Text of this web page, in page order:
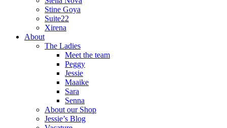
Stine Goya
Suite22
Xirena
About
The Ladies
Meet the team
Peggy
Jessie
Maaike
Sara
Senna
About our Shop
Jessie’s Blog